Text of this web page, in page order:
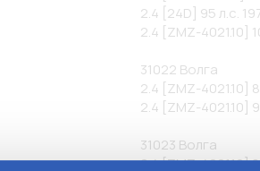
2.4 [24D] 95 л.с.
2.4 [ZMZ-4021.10]
31022 Волга
2.4 [ZMZ-4021.10]
2.4 [ZMZ-4021.10]
31023 Волга
2.4 [ZMZ-4021.10]